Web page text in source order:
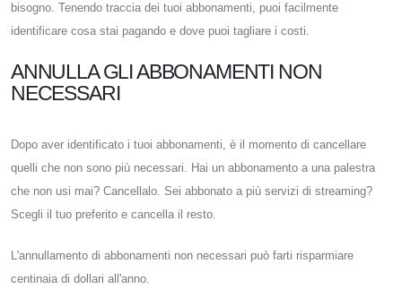
bisogno. Tenendo traccia dei tuoi abbonamenti, puoi facilmente
identificare cosa stai pagando e dove puoi tagliare i costi.
ANNULLA GLI ABBONAMENTI NON
NECESSARI
Dopo aver identificato i tuoi abbonamenti, è il momento di cancellare
quelli che non sono più necessari. Hai un abbonamento a una palestra
che non usi mai? Cancellalo. Sei abbonato a più servizi di streaming?
Scegli il tuo preferito e cancella il resto.
L'annullamento di abbonamenti non necessari può farti risparmiare
centinaia di dollari all'anno.